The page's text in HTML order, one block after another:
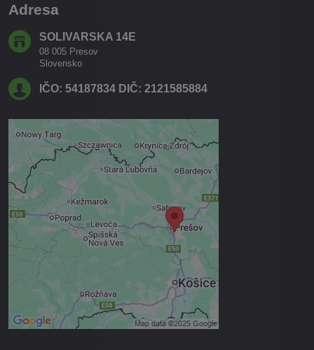
Adresa
SOLIVARSKA 14E
08 005 Presov
Slovensko
IČO: 54187834 DIČ: 2121585884
Externý obsah je blokovaný
Voľbami súkromia
Prajete si načítať externý obsah?
Povoliť tentokrát
Povoliť a zapamätať - súhlas s
druhom cookie: Funkčné
Otvoriť obsah v novom okne